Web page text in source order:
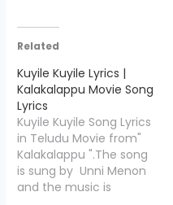
Related
Kuyile Kuyile Lyrics |
Kalakalappu Movie Song
Lyrics
Kuyile Kuyile Song Lyrics
in Teludu Movie from"
Kalakalappu ".The song
is sung by Unni Menon
and the music is